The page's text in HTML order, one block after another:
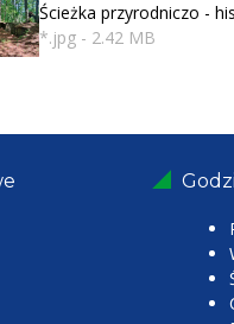
Ścieżka przyrodniczo -
*.jpg - 2.42 MB